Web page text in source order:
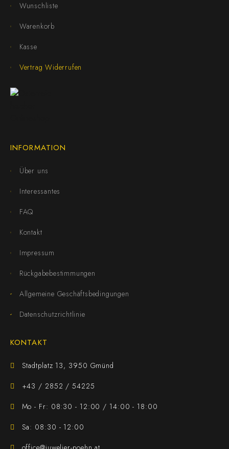
Wunschliste
Warenkorb
Kasse
Vertrag Widerrufen
INFORMATION
Über uns
Interessantes
FAQ
Kontakt
Impressum
Rückgabebestimmungen
Allgemeine Geschäftsbedingungen
Datenschutzrichtlinie
KONTAKT
Stadtplatz 13, 3950 Gmünd
+43 / 2852 / 54225
Mo - Fr: 08:30 - 12:00 / 14:00 - 18:00
Sa: 08:30 - 12:00